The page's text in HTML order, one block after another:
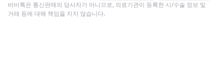
바비톡은 통신판매의 당사자가 아니므로, 의료기관이 등록한 시/수술 정보 및
거래 등에 대해 책임을 지지 않습니다.